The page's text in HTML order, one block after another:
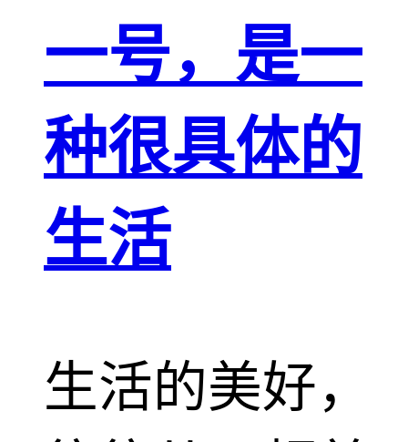
一号，是一
种很具体的
生活
生活的美好，